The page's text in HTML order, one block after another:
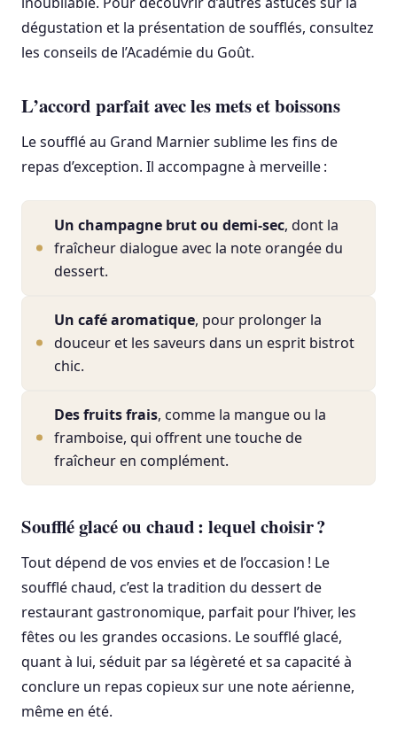
dégustation et la présentation de soufflés, consultez
les conseils de l’Académie du Goût.
L’accord parfait avec les mets et boissons
Le soufflé au Grand Marnier sublime les fins de
repas d’exception. Il accompagne à merveille :
Un champagne brut ou demi-sec, dont la
fraîcheur dialogue avec la note orangée du
dessert.
Un café aromatique, pour prolonger la
douceur et les saveurs dans un esprit bistrot
chic.
Des fruits frais, comme la mangue ou la
framboise, qui offrent une touche de
fraîcheur en complément.
Soufflé glacé ou chaud : lequel choisir ?
Tout dépend de vos envies et de l’occasion ! Le
soufflé chaud, c’est la tradition du dessert de
restaurant gastronomique, parfait pour l’hiver, les
fêtes ou les grandes occasions. Le soufflé glacé,
quant à lui, séduit par sa légèreté et sa capacité à
conclure un repas copieux sur une note aérienne,
même en été.